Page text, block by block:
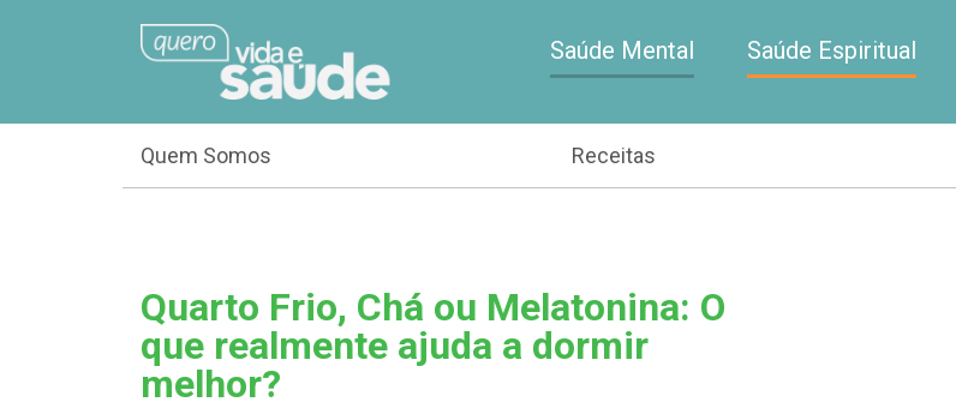
Saúde Mental Saúde Espiritual
Quem Somos Receitas
Quarto Frio, Chá ou Melatonina: O
que realmente ajuda a dormir
melhor?